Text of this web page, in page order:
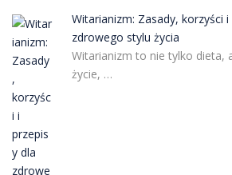
Witarianizm: Zasady, korzyści i
zdrowego stylu życia
Witarianizm to nie tylko dieta,
życie, …